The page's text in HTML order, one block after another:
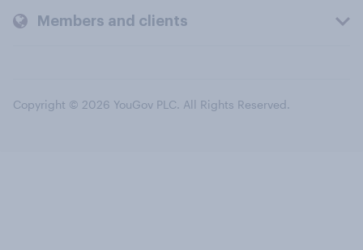
Members and clients
Copyright © 2026 YouGov PLC. All Rights Reserved.